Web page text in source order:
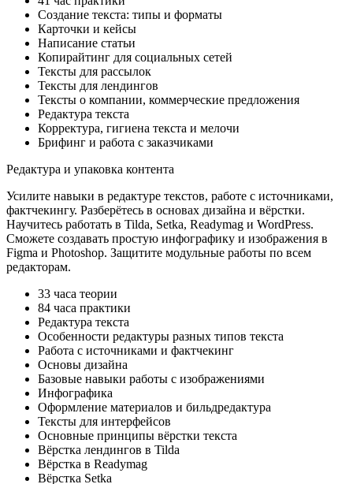
Создание текста: типы и форматы
Карточки и кейсы
Написание статьи
Копирайтинг для социальных сетей
Тексты для рассылок
Тексты для лендингов
Тексты о компании, коммерческие предложения
Редактура текста
Корректура, гигиена текста и мелочи
Брифинг и работа с заказчиками
Редактура и упаковка контента
Усилите навыки в редактуре текстов, работе с источниками,
фактчекингу. Разберётесь в основах дизайна и вёрстки.
Научитесь работать в Tilda, Setka, Readymag и WordPress.
Сможете создавать простую инфографику и изображения в
Figma и Photoshop. Защитите модульные работы по всем
редакторам.
33 часа теории
84 часа практики
Редактура текста
Особенности редактуры разных типов текста
Работа с источниками и фактчекинг
Основы дизайна
Базовые навыки работы с изображениями
Инфографика
Оформление материалов и бильдредактура
Тексты для интерфейсов
Основные принципы вёрстки текста
Вёрстка лендингов в Tilda
Вёрстка в Readymag
Вёрстка Setka